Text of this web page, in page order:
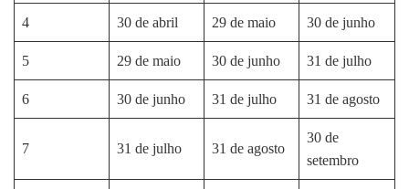
4 30 de abril 29 de maio 30 de junho
5 29 de maio 30 de junho 31 de julho
6 30 de junho 31 de julho 31 de agosto
7 31 de julho 31 de agosto
30 de
setembro